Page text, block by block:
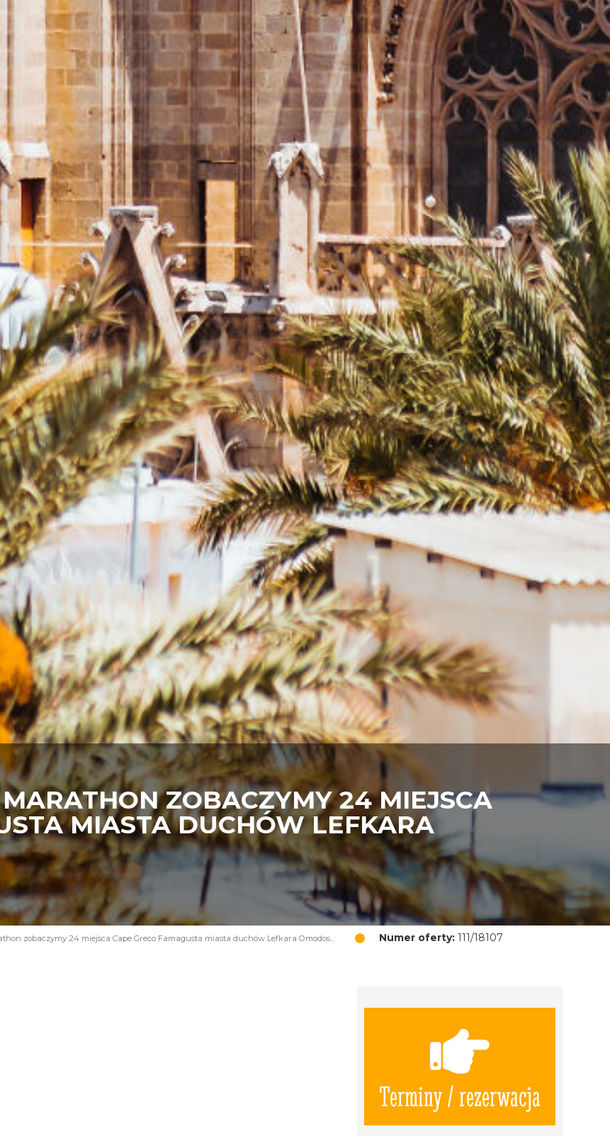
ZOBACZYMY 24 MIEJSCA
MIASTA DUCHÓW LEFKARA
zobaczymy 24 miejsca Cape Greco Famagusta miasta duchów Lefkara Omodos... Numer oferty:111/18107
Terminy / rezerwacja